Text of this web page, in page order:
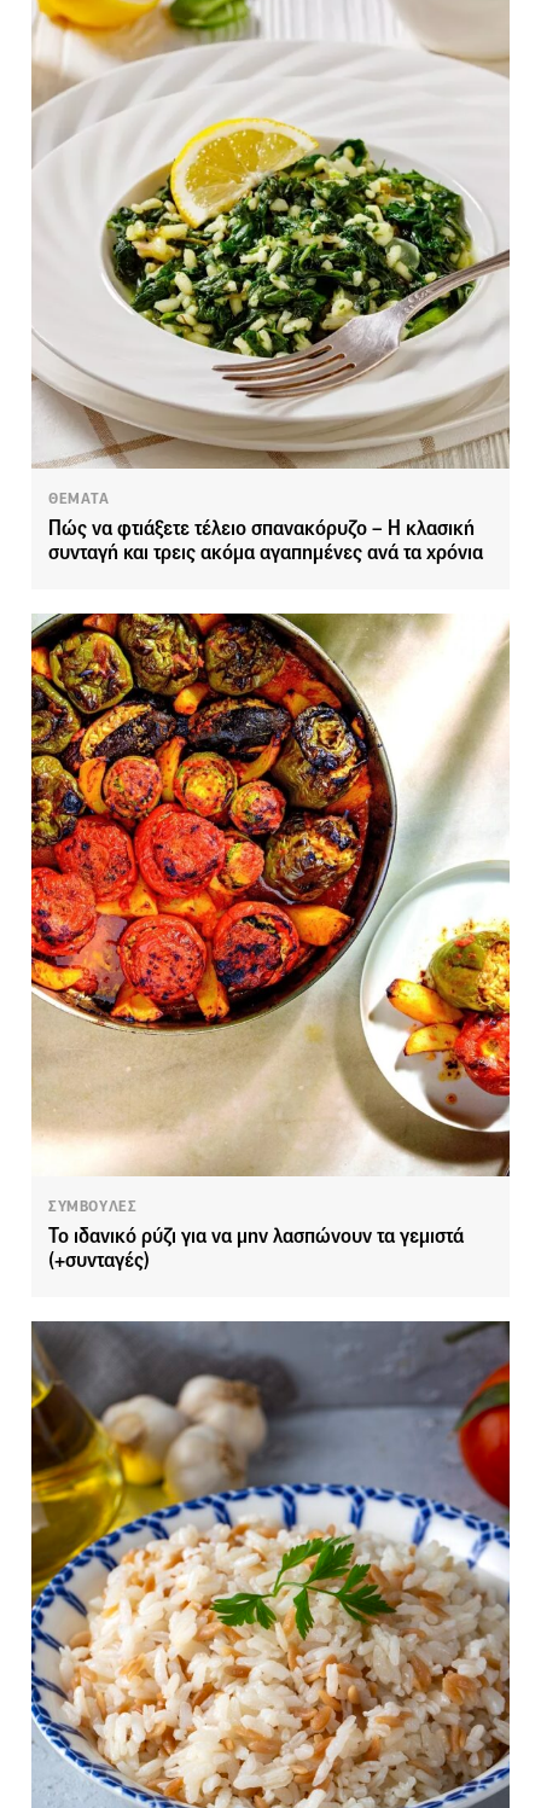
ΘΕΜΑΤΑ
Πώς να φτιάξετε τέλειο σπανακόρυζο – Η κλασική
συνταγή και τρεις ακόμα αγαπημένες ανά τα χρόνια
ΣΥΜΒΟΥΛΕΣ
Το ιδανικό ρύζι για να μην λασπώνουν τα γεμιστά
(+συνταγές)